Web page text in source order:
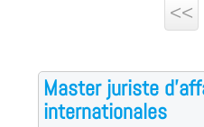
<<
Master juriste
internationales